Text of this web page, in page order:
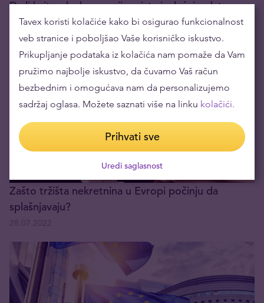
Da li britanska kompanija zaista isplaćuje plate u
zlatu?
03.08.2022
Zašto tržišta nekretnina u Evropi počinju da
splašnjavaju?
Tavex koristi kolačiće kako bi osigurao funkcionalnost
veb stranice i poboljšao Vaše korisničko iskustvo.
Prikupljanje podataka iz kolačića nam pomaže da Vam
pružimo najbolje iskustvo, da čuvamo Vaš račun
bezbednim i omogućava nam da personalizujemo
sadržaj oglasa. Možete saznati više na linku kolačići.
Prihvati sve
Uredi saglasnost